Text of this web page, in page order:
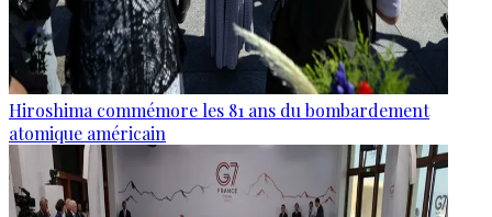
Hiroshima commémore les 81 ans du bombardement
atomique américain